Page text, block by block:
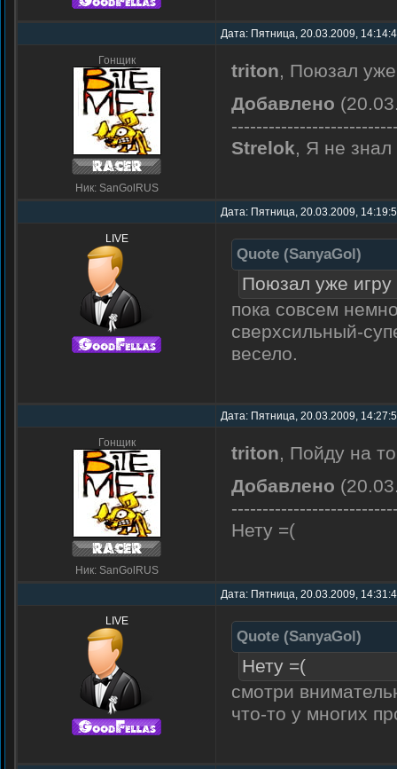
Дата: Пятница, 20.03.2009,
Гонщик
Ник: SanGolRUS
triton, Поюзал
Добавлено
Strelok, Я не знал
Дата: Пятница, 20.03.2009,
LIVE
Quote (SanyaGol)
Поюзал уже игру
пока совсем
сверхсильный-
весело.
Дата: Пятница, 20.03.2009,
Гонщик
Ник: SanGolRUS
triton, Пойду на
Добавлено
Нету =(
Дата: Пятница, 20.03.2009,
LIVE
Quote (SanyaGol)
Нету =(
смотри
что-то у многих